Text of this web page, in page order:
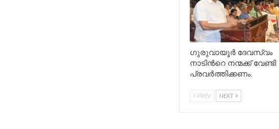
ഗുരുവായൂർ ദേവസ്വം
നാടിൻറെ നന്മക്ക് വേണ്ടി
പ്രവർത്തിക്കണം.
PREV NEXT